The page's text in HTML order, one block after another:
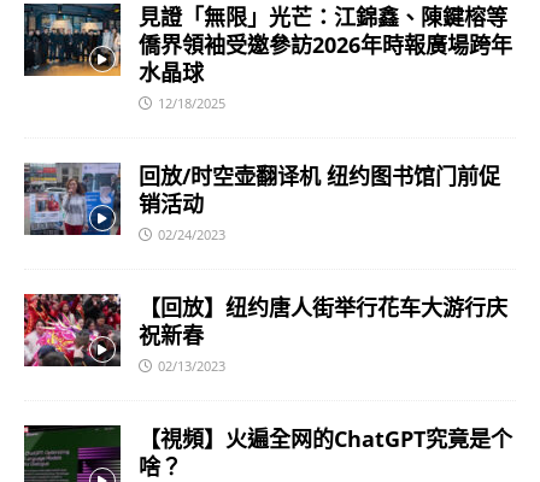
見證「無限」光芒：江錦鑫、陳鍵榕等
僑界領袖受邀參訪2026年時報廣場跨年
水晶球
12/18/2025
回放/时空壶翻译机 纽约图书馆门前促
销活动
02/24/2023
【回放】纽约唐人街举行花车大游行庆
祝新春
02/13/2023
【視頻】火遍全网的ChatGPT究竟是个
啥？